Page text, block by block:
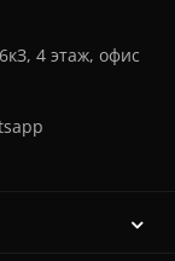
4 этаж, офис